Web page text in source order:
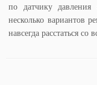
по датчику
несколько вариантов
навсегда расстаться